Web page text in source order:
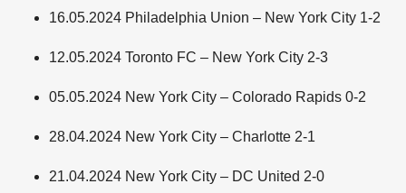
16.05.2024 Philadelphia Union – New York City 1-2
12.05.2024 Toronto FC – New York City 2-3
05.05.2024 New York City – Colorado Rapids 0-2
28.04.2024 New York City – Charlotte 2-1
21.04.2024 New York City – DC United 2-0